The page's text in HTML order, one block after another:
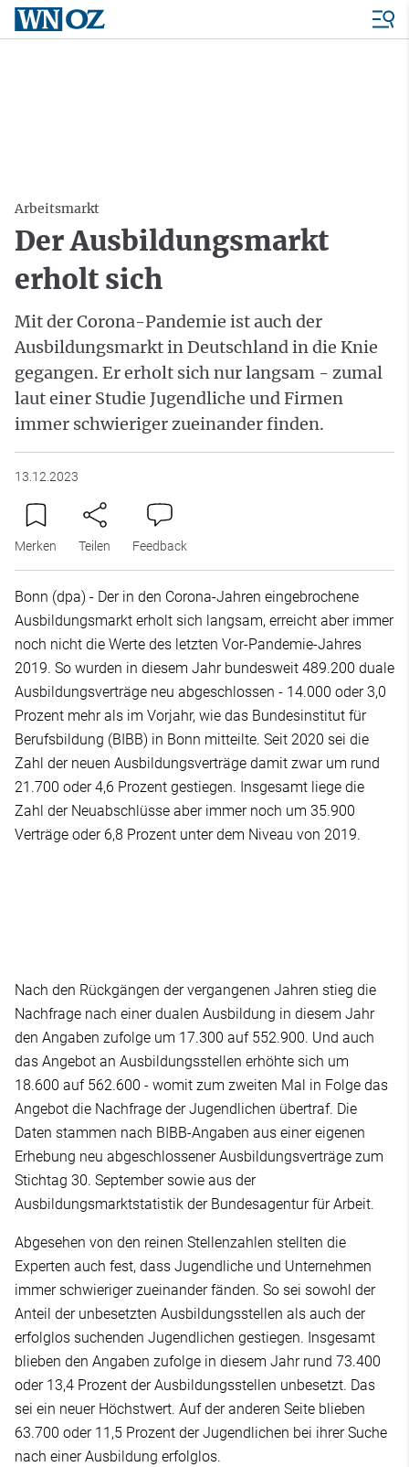
Arbeitsmarkt
Der Ausbildungsmarkt
erholt sich
Mit der Corona-Pandemie ist auch der
Ausbildungsmarkt in Deutschland in die Knie
gegangen. Er erholt sich nur langsam - zumal
laut einer Studie Jugendliche und Firmen
immer schwieriger zueinander finden.
13.12.2023
Merken Teilen Feedback
Bonn (dpa) - Der in den Corona-Jahren eingebrochene
Ausbildungsmarkt erholt sich langsam, erreicht aber immer
noch nicht die Werte des letzten Vor-Pandemie-Jahres
2019. So wurden in diesem Jahr bundesweit 489.200 duale
Ausbildungsverträge neu abgeschlossen - 14.000 oder 3,0
Prozent mehr als im Vorjahr, wie das Bundesinstitut für
Berufsbildung (BIBB) in Bonn mitteilte. Seit 2020 sei die
Zahl der neuen Ausbildungsverträge damit zwar um rund
21.700 oder 4,6 Prozent gestiegen. Insgesamt liege die
Zahl der Neuabschlüsse aber immer noch um 35.900
Verträge oder 6,8 Prozent unter dem Niveau von 2019.
Nach den Rückgängen der vergangenen Jahren stieg die
Nachfrage nach einer dualen Ausbildung in diesem Jahr
den Angaben zufolge um 17.300 auf 552.900. Und auch
das Angebot an Ausbildungsstellen erhöhte sich um
18.600 auf 562.600 - womit zum zweiten Mal in Folge das
Angebot die Nachfrage der Jugendlichen übertraf. Die
Daten stammen nach BIBB-Angaben aus einer eigenen
Erhebung neu abgeschlossener Ausbildungsverträge zum
Stichtag 30. September sowie aus der
Ausbildungsmarktstatistik der Bundesagentur für Arbeit.
Abgesehen von den reinen Stellenzahlen stellten die
Experten auch fest, dass Jugendliche und Unternehmen
immer schwieriger zueinander fänden. So sei sowohl der
Anteil der unbesetzten Ausbildungsstellen als auch der
erfolglos suchenden Jugendlichen gestiegen. Insgesamt
blieben den Angaben zufolge in diesem Jahr rund 73.400
oder 13,4 Prozent der Ausbildungsstellen unbesetzt. Das
sei ein neuer Höchstwert. Auf der anderen Seite blieben
63.700 oder 11,5 Prozent der Jugendlichen bei ihrer Suche
nach einer Ausbildung erfolglos.